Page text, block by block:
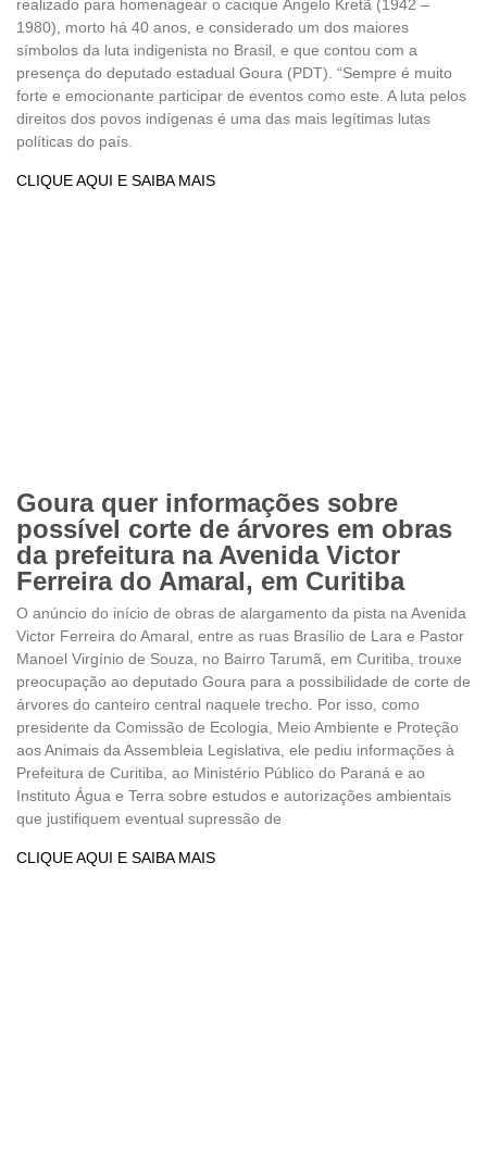
realizado para homenagear o cacique Ângelo Kretã (1942 –
1980), morto há 40 anos, e considerado um dos maiores
símbolos da luta indigenista no Brasil, e que contou com a
presença do deputado estadual Goura (PDT). “Sempre é muito
forte e emocionante participar de eventos como este. A luta pelos
direitos dos povos indígenas é uma das mais legítimas lutas
políticas do país.
CLIQUE AQUI E SAIBA MAIS
Goura quer informações sobre
possível corte de árvores em obras
da prefeitura na Avenida Victor
Ferreira do Amaral, em Curitiba
O anúncio do início de obras de alargamento da pista na Avenida
Victor Ferreira do Amaral, entre as ruas Brasílio de Lara e Pastor
Manoel Virgínio de Souza, no Bairro Tarumã, em Curitiba, trouxe
preocupação ao deputado Goura para a possibilidade de corte de
árvores do canteiro central naquele trecho. Por isso, como
presidente da Comissão de Ecologia, Meio Ambiente e Proteção
aos Animais da Assembleia Legislativa, ele pediu informações à
Prefeitura de Curitiba, ao Ministério Público do Paraná e ao
Instituto Água e Terra sobre estudos e autorizações ambientais
que justifiquem eventual supressão de
CLIQUE AQUI E SAIBA MAIS